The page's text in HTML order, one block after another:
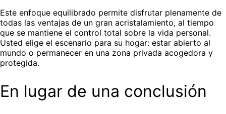
Este enfoque equilibrado permite disfrutar plenamente de
todas las ventajas de un gran acristalamiento, al tiempo
que se mantiene el control total sobre la vida personal.
Usted elige el escenario para su hogar: estar abierto al
mundo o permanecer en una zona privada acogedora y
protegida.
En lugar de una conclusión